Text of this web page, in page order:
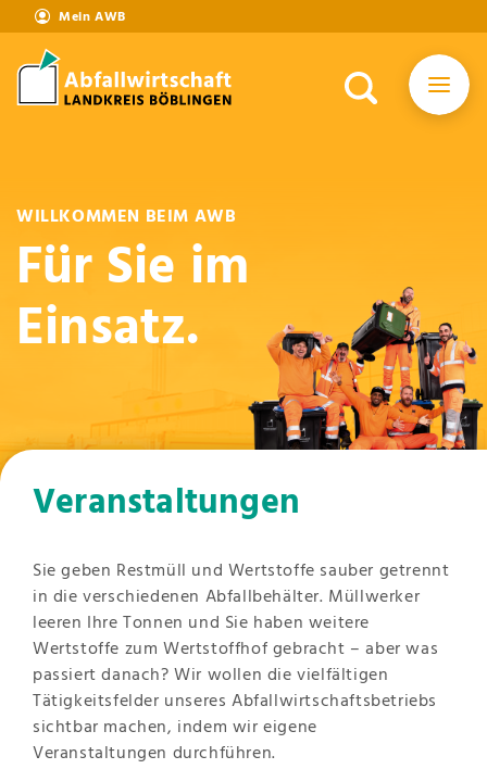
Mein AWB
WILLKOMMEN BEIM AWB
Für Sie im
Einsatz.
Veranstaltungen
Sie geben Restmüll und Wertstoffe sauber getrennt
in die verschiedenen Abfallbehälter. Müllwerker
leeren Ihre Tonnen und Sie haben weitere
Wertstoffe zum Wertstoffhof gebracht – aber was
passiert danach? Wir wollen die vielfältigen
Tätigkeitsfelder unseres Abfallwirtschaftsbetriebs
sichtbar machen, indem wir eigene
Veranstaltungen durchführen.